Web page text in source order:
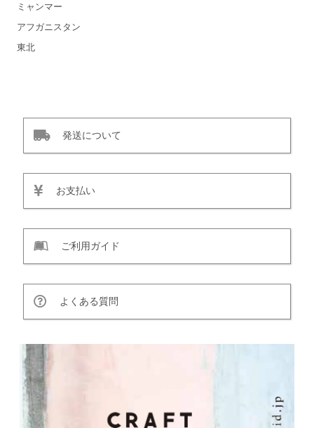
ミャンマー
アフガニスタン
東北
発送について
お支払い
ご利用ガイド
よくある質問